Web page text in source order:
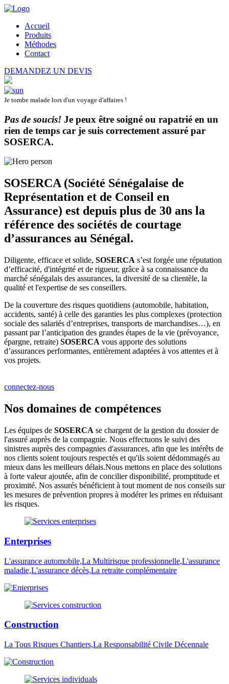
Accueil
Produits
Méthodes
Contact
DEMANDEZ UN DEVIS
Je tombe malade lors d'un voyage d'affaires !
Pas de soucis! Je peux être soigné ou rapatrié en un
rien de temps car je suis correctement assuré par
SOSERCA.
SOSERCA (Société Sénégalaise de
Représentation et de Conseil en
Assurance) est depuis plus de 30 ans la
référence des sociétés de courtage
d’assurances au Sénégal.
Diligente, efficace et solide, SOSERCA s’est forgée une réputation
d’efficacité, d'intégrité et de rigueur, grâce à sa connaissance du
marché sénégalais des assurances, la diversité de sa clientèle, la
qualité et l'expertise de ses conseillers.
De la couverture des risques quotidiens (automobile, habitation,
accidents, santé) à celle des garanties les plus complexes (protection
sociale des salariés d’entreprises, transports de marchandises…), en
passant par l’anticipation des grandes étapes de la vie (prévoyance,
épargne, retraite) SOSERCA vous apporte des solutions
d’assurances performantes, entièrement adaptées à vos attentes et à
vos projets.
connectez-nous
Nos domaines de compétences
Les équipes de SOSERCA se chargent de la gestion du dossier de
l'assuré auprès de la compagnie. Nous effectuons le suivi des
sinistres auprès des compagnies d'assurances, afin que les intérêts de
nos clients soient toujours respectés et qu'ils soient dédommagés au
mieux dans les meilleurs délais.Nous mettons en place des solutions
à forte valeur ajoutée, afin de concilier disponibilité, promptitude et
proximité. Nos assurés bénéficient à tout moment de nos conseils sur
les mesures de prévention propres à modérer les primes en réduisant
les risques.
Enterprises
L'assurance automobile,La Multirisque professionnelle,L'assurance
maladie,L'assurance décès,La retraite complémentaire
Construction
La Tous Risques Chantiers,La Responsabilité Civile Décennale